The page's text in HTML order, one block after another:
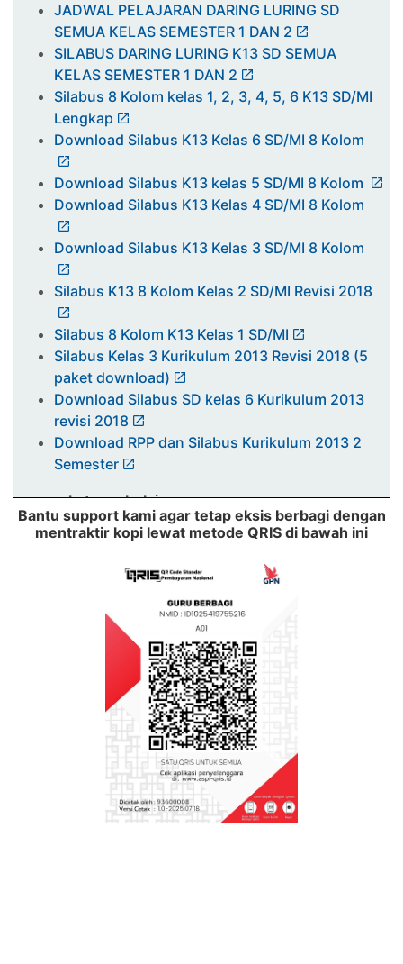
JADWAL PELAJARAN DARING LURING SD
SEMUA KELAS SEMESTER 1 DAN 2
SILABUS DARING LURING K13 SD SEMUA
KELAS SEMESTER 1 DAN 2
Silabus 8 Kolom kelas 1, 2, 3, 4, 5, 6 K13 SD/MI
Lengkap
Download Silabus K13 Kelas 6 SD/MI 8 Kolom
Download Silabus K13 kelas 5 SD/MI 8 Kolom
Download Silabus K13 Kelas 4 SD/MI 8 Kolom
Download Silabus K13 Kelas 3 SD/MI 8 Kolom
Silabus K13 8 Kolom Kelas 2 SD/MI Revisi 2018
Silabus 8 Kolom K13 Kelas 1 SD/MI
Silabus Kelas 3 Kurikulum 2013 Revisi 2018 (5
paket download)
Download Silabus SD kelas 6 Kurikulum 2013
revisi 2018
Download RPP dan Silabus Kurikulum 2013 2
Semester
perangkat pembelajaran
DOWNLOAD MODUL AJAR IKM SMA
DOWNLOAD MODUL AJAR IKM SMP
KURIKULUM MERDEKA
Aplikasi Perangkat Pembelajaran K13 SD
Kurikulum Darurat
KKM K13 REVISI SD SEMUA KELAS SEMESTER 1
SOAL ULANGAN HARIAN DAN KISI-KISI SD K13
REVISI SEMUA KELAS
PROTA DAN PROMES SD K13 REVISI SEMUA
KELAS SEMESTER 1 DAN 2
PEMETAAN KD SD K13 REVISI SEMUA KELAS
SEMESTER 1 DAN 2
Bantu support kami agar tetap eksis berbagi dengan
mentraktir kopi lewat metode QRIS di bawah ini